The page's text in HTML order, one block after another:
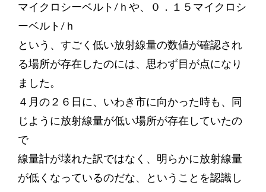
マイクロシーベルト/ｈや、０．１５マイクロシ
ーベルト/ｈ
という、すごく低い放射線量の数値が確認され
る場所が存在したのには、思わず目が点になり
ました。
４月の２６日に、いわき市に向かった時も、同
じように放射線量が低い場所が存在していたの
で
線量計が壊れた訳ではなく、明らかに放射線量
が低くなっているのだな、ということを認識し